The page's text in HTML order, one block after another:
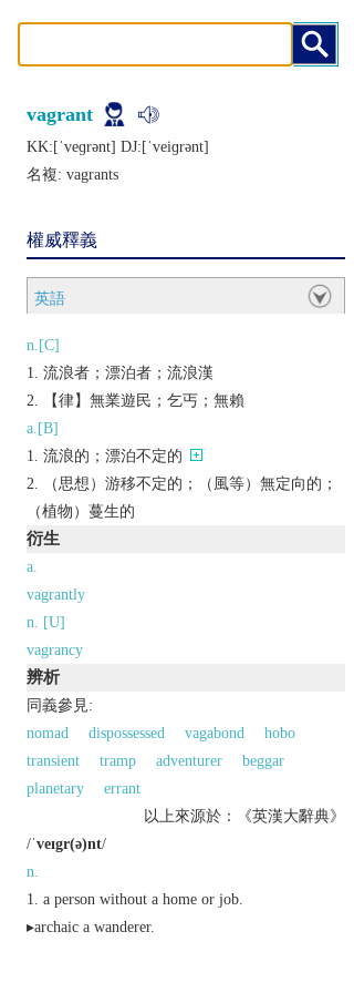
vagrant
KK:[ˈvеɡrǝnt] DJ:[ˈvеiɡrǝnt]
名複: vagrants
權威釋義
英語
n.[C]
流浪者；漂泊者；流浪漢
【律】無業遊民；乞丐；無賴
a.[B]
流浪的；漂泊不定的
（思想）游移不定的；（風等）無定向的；
（植物）蔓生的
衍生
a.
vagrantly
n. [U]
vagrancy
辨析
同義參見:
nomad
dispossessed vagabond
hobo
transient
tramp adventurer
beggar
planetary
errant
以上來源於：《英漢大辭典》
/ˈveɪgr(ə)nt/
n.
a person without a home or job.
▸archaic a wanderer.